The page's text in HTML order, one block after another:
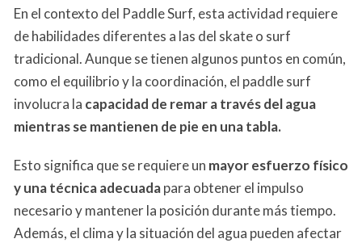
En el contexto del Paddle Surf, esta actividad requiere
de habilidades diferentes a las del skate o surf
tradicional. Aunque se tienen algunos puntos en común,
como el equilibrio y la coordinación, el paddle surf
involucra la capacidad de remar a través del agua
mientras se mantienen de pie en una tabla.
Esto significa que se requiere un mayor esfuerzo físico
y una técnica adecuadapara obtener el impulso
necesario y mantener la posición durante más tiempo.
Además, el clima y la situación del agua pueden afectar